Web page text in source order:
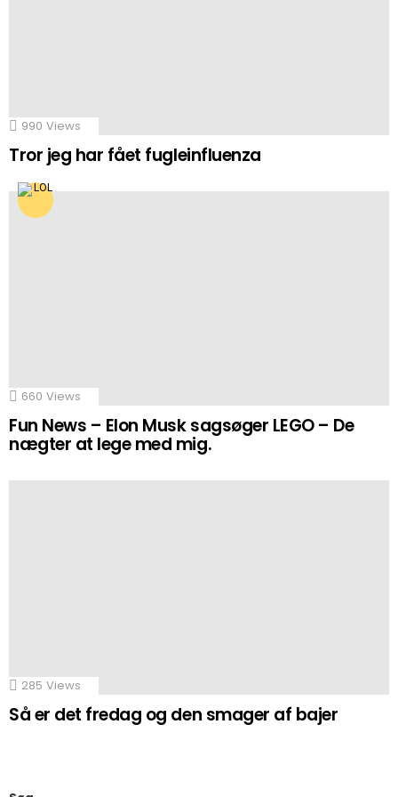
990 Views
Tror jeg har fået fugleinfluenza
660 Views
Fun News – Elon Musk sagsøger LEGO – De
nægter at lege med mig.
285 Views
Så er det fredag og den smager af bajer